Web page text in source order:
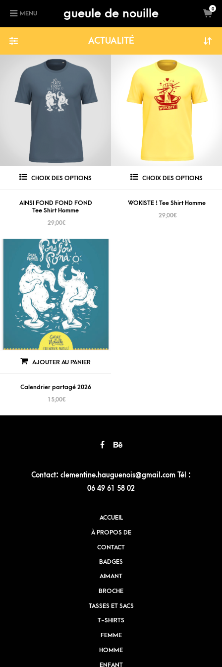
MENU gueule de nouille 0
ACTUALITÉ
CHOIX DES OPTIONS
AINSI FOND FOND FOND
Tee Shirt Homme
29,00€
CHOIX DES OPTIONS
WOKISTE ! Tee Shirt Homme
29,00€
AJOUTER AU PANIER
Calendrier partagé 2026
15,00€
Contact: clementine.hauguenois@gmail.com Tél :
06 49 61 58 02
ACCUEIL
À PROPOS DE
CONTACT
BADGES
AIMANT
BROCHE
TASSES ET SACS
T-SHIRTS
FEMME
HOMME
ENFANT